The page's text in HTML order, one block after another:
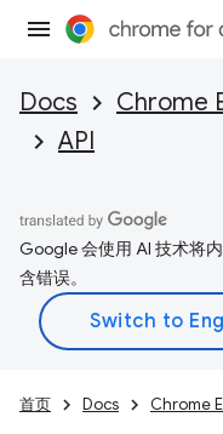
Docs Chrome
API
Google 会使用 AI 技术将
含错误。
首页 Docs Chrome